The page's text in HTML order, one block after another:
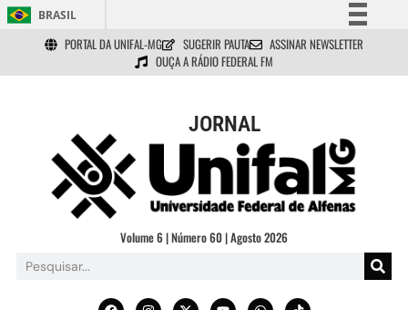
BRASIL
Simplifique!
Comunica BR
Acesso à informação
Legislação
Canais
PORTAL DA UNIFAL-MG SUGERIR PAUTA
ASSINAR NEWSLETTER
OUÇA A RÁDIO FEDERAL FM
JORNAL
Volume 6 | Número 60 | Agosto 2026